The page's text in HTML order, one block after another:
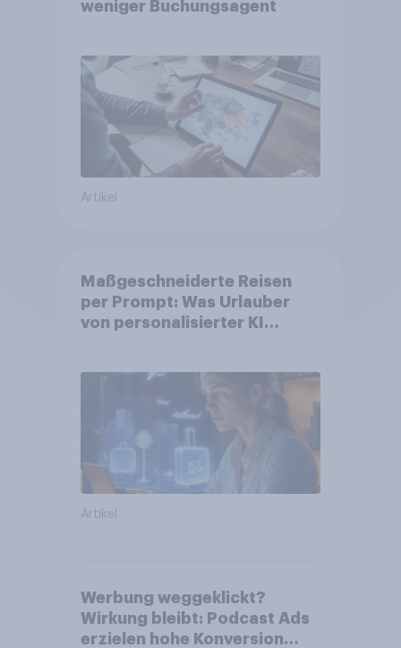
weniger Buchungsagent
Artikel
Maßgeschneiderte Reisen
per Prompt: Was Urlauber
von personalisierter KI
bereits genutzt werden
Artikel
Werbung weggeklickt?
Wirkung bleibt: Podcast Ads
erzielen hohe Konversion